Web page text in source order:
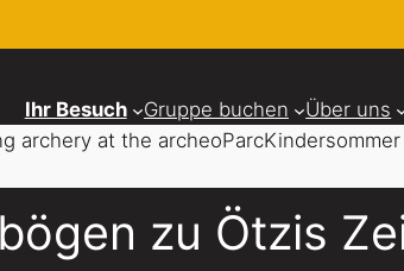
Ihr Besuch
Gruppe buchen Über uns
zu Ötzis